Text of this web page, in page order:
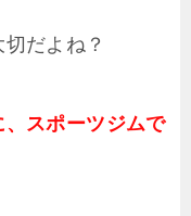
だよね？
、スポーツジムで